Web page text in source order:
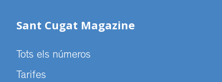
Sant Cugat Magazine
Tots els números
Tarifes